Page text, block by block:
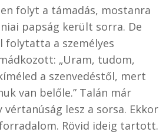
folyt a támadás, mostanra
papság került sorra. De
folytatta a személyes
„Uram, tudom,
a szenvedéstől, mert
van belőle.” Talán már
lesz a sorsa. Ekkor
Rövid ideig tartott.